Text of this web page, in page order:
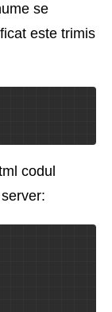
se
este trimis
codul